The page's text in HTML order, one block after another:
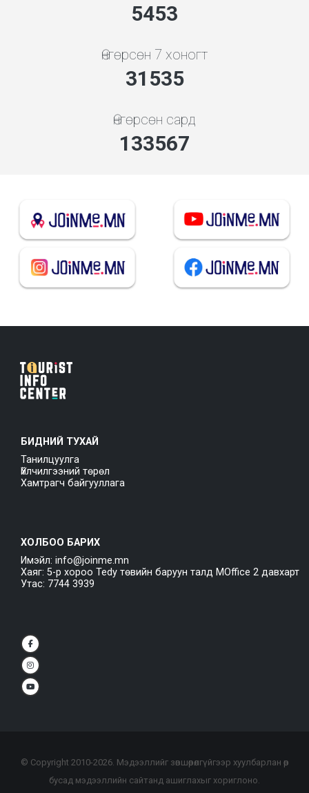
5648
Өнгөрсөн 7 хоногт
32661
Өнгөрсөн сард
138337
БИДНИЙ ТУХАЙ
Танилцуулга
Үйлчилгээний төрөл
Хамтрагч байгууллага
ХОЛБОО БАРИХ
Имэйл: info@joinme.mn
Хаяг: 5-р хороо Tedy төвийн баруун талд MOffice 2 давхарт
Утас: 7744 3939
© Copyright 2010-2026. Мэдээллийг зөвшөөрөлгүйгээр хуулбарлан өөр
бусад мэдээллийн сайтанд ашиглахыг хориглоно.